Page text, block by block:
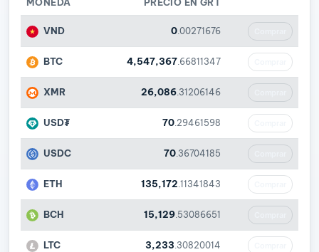
VND 0 .00271676
BTC 4,547,367 .66811347
XMR 26,086 .31206146
USD₮ 70 .29461598
USDC 70 .36704185
ETH 135,172 .11341843
BCH 15,129 .53086651
LTC 3,233 .30820014